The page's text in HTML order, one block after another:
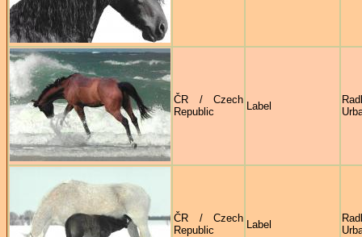
ČR / Czech
Republic
Label
ČR / Czech
Republic
Label